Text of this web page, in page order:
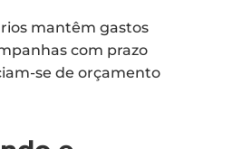
mantêm gastos
com prazo
se de orçamento